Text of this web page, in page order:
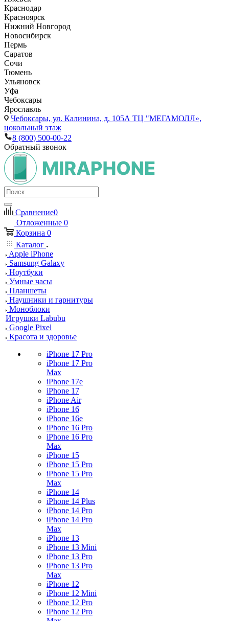
Краснодар
Красноярск
Нижний Новгород
Новосибирск
Пермь
Саратов
Сочи
Тюмень
Ульяновск
Уфа
Чебоксары
Ярославль
Чебоксары, ул. Калинина, д. 105А ТЦ "МЕГАМОЛЛ»,
цокольный этаж
8 (800) 500-00-22
Обратный звонок
Сравнение0
Отложенные 0
Корзина 0
Каталог
Apple iPhone
Samsung Galaxy
Ноутбуки
Умные часы
Планшеты
Наушники и гарнитуры
Моноблоки
Игрушки Labubu
Google Pixel
Красота и здоровье
iPhone 17 Pro
iPhone 17 Pro
Max
iPhone 17e
iPhone 17
iPhone Air
iPhone 16
iPhone 16e
iPhone 16 Pro
iPhone 16 Pro
Max
iPhone 15
iPhone 15 Pro
iPhone 15 Pro
Max
iPhone 14
iPhone 14 Plus
iPhone 14 Pro
iPhone 14 Pro
Max
iPhone 13
iPhone 13 Mini
iPhone 13 Pro
iPhone 13 Pro
Max
iPhone 12
iPhone 12 Mini
iPhone 12 Pro
iPhone 12 Pro